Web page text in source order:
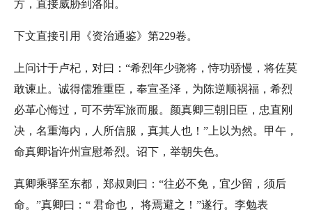
方，直接威胁到洛阳。
下文直接引用《资治通鉴》第229卷。
上问计于卢杞，对曰：“希烈年少骁将，恃功骄慢，将佐莫
敢谏止。诚得儒雅重臣，奉宣圣泽，为陈逆顺祸福，希烈
必革心悔过，可不劳军旅而服。颜真卿三朝旧臣，忠直刚
决，名重海内，人所信服，真其人也！”上以为然。甲午，
命真卿诣许州宣慰希烈。诏下，举朝失色。
真卿乘驿至东都，郑叔则曰：“往必不免，宜少留，须后
命。”真卿曰：“ 君命也， 将焉避之！”遂行。李勉表